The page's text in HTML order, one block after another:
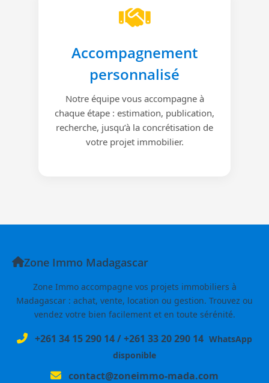
Accompagnement
personnalisé
Notre équipe vous accompagne à
chaque étape : estimation, publication,
recherche, jusqu’à la concrétisation de
votre projet immobilier.
Zone Immo Madagascar
Zone Immo accompagne vos projets immobiliers à
Madagascar : achat, vente, location ou gestion. Trouvez ou
vendez votre bien facilement et en toute sérénité.
+261 34 15 290 14/+261 33 20 290 14 WhatsApp
disponible
contact@zoneimmo-mada.com